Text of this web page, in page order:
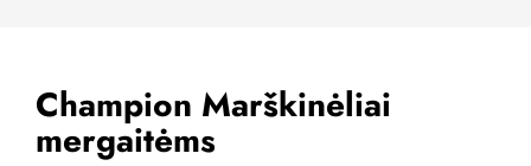
Champion Marškinėliai
mergaitėms